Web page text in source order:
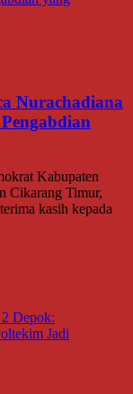
Nurachadiana
Kabupaten
Cikarang Timur,
kasih kepada